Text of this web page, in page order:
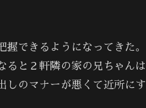
できるようになってきた。
ると２軒隣の家の兄ちゃんは
しのマナーが悪くて近所にす